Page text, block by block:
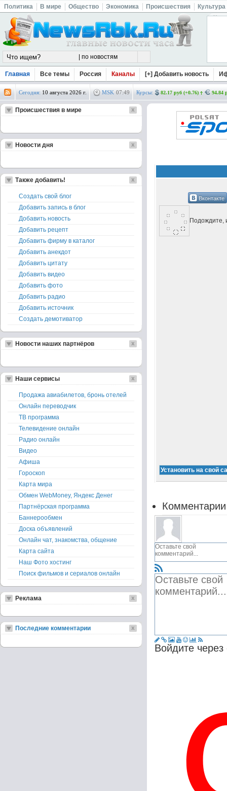
Политика В мире Общество Экономика Происшествия Культура
Главная Все темы Россия Каналы [+] Добавить новость
Сегодня: 10 августа 2026 г. MSK 07:49 Курсы: 82.17 руб (+0.76) 94.84
Вконтакте
Подождите,
Войдите
Происшествия в мире
Новости дня
Также добавить!
Создать свой блог
Добавить запись в блог
Добавить новость
Добавить рецепт
Добавить фирму в каталог
Добавить анекдот
Добавить цитату
Добавить видео
Добавить фото
Добавить радио
Добавить источник
Создать демотиватор
Новости наших партнёров
Наши сервисы
Продажа авиабилетов, бронь отелей
Онлайн переводчик
ТВ программа
Телевидение онлайн
Радио онлайн
Видео
Афиша
Гороскоп
Карта мира
Обмен WebMoney, Яндекс Денег
Партнёрская программа
Баннерообмен
Доска объявлений
Онлайн чат, знакомства, общение
Карта сайта
Наш Фото хостинг
Поиск фильмов и сериалов онлайн
Реклама
Последние комментарии